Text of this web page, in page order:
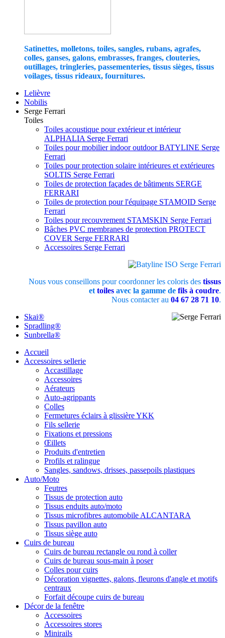
Satinettes, molletons, toiles, sangles, rubans, agrafes,
colles, ganses, galons, embrasses, franges, clouteries,
outillages, tringleries, passementeries, tissus sièges, tissus
voilages, tissus rideaux, fournitures.
Lelièvre
Nobilis
Serge Ferrari
Toiles
Toiles acoustique pour extérieur et intérieur
ALPHALIA Serge Ferrari
Toiles pour mobilier indoor outdoor BATYLINE Serge
Ferrari
Toiles pour protection solaire intérieures et extérieures
SOLTIS Serge Ferrari
Toiles de protection façades de bâtiments SERGE
FERRARI
Toiles de protection pour l'équipage STAMOID Serge
Ferrari
Toiles pour recouvrement STAMSKIN Serge Ferrari
Bâches PVC membranes de protection PROTECT
COVER Serge FERRARI
Accessoires Serge Ferrari
Nous vous conseillons pour coordonner les coloris des tissus
et toiles avec la gamme de fils à coudre.
Nous contacter au 04 67 28 71 10.
Skai®
Spradling®
Sunbrella®
Accueil
Accessoires sellerie
Accastillage
Accessoires
Aérateurs
Auto-agrippants
Colles
Fermetures éclairs à glissière YKK
Fils sellerie
Fixations et pressions
Œillets
Produits d'entretien
Profils et ralingue
Sangles, sandows, drisses, passepoils plastiques
Auto/Moto
Feutres
Tissus de protection auto
Tissus enduits auto/moto
Tissus microfibres automobile ALCANTARA
Tissus pavillon auto
Tissus siège auto
Cuirs de bureau
Cuirs de bureau rectangle ou rond à coller
Cuirs de bureau sous-main à poser
Colles pour cuirs
Décoration vignettes, galons, fleurons d'angle et motifs
centraux
Forfait découpe cuirs de bureau
Décor de la fenêtre
Accessoires
Accessoires stores
Minirails